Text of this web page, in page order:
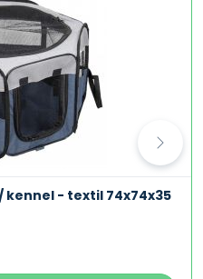
kennel - textil 74x74x35